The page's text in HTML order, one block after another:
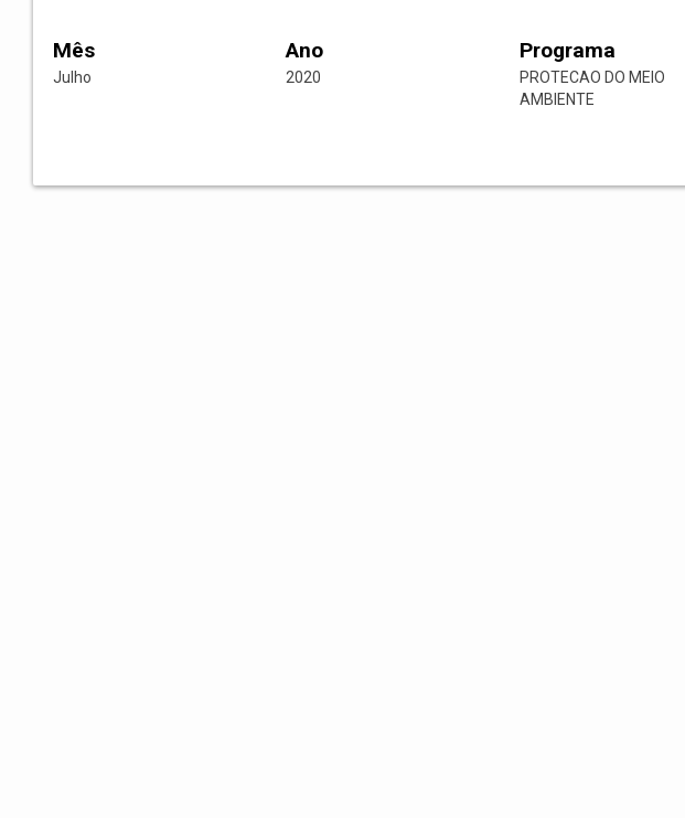
Mês
Julho
Ano
2020
Programa
PROTECAO DO MEIO
AMBIENTE